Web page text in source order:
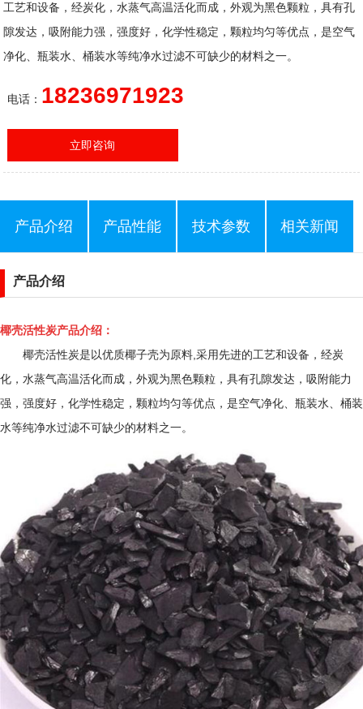
工艺和设备，经炭化，水蒸气高温活化而成，外观为黑色颗粒，具有孔
隙发达，吸附能力强，强度好，化学性稳定，颗粒均匀等优点，是空气
净化、瓶装水、桶装水等纯净水过滤不可缺少的材料之一。
电话： 18236971923
立即咨询
产品介绍 产品性能 技术参数 相关新闻
产品介绍
椰壳活性炭产品介绍：
椰壳活性炭是以优质椰子壳为原料,采用先进的工艺和设备，经炭
化，水蒸气高温活化而成，外观为黑色颗粒，具有孔隙发达，吸附能力
强，强度好，化学性稳定，颗粒均匀等优点，是空气净化、瓶装水、桶装
水等纯净水过滤不可缺少的材料之一。